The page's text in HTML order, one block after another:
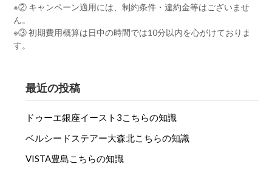
※② キャンペーン適用には、制約条件・違約金等はございませ
ん。
※③ 初期費用概算は日中の時間では10分以内を心がけておりま
す。
最近の投稿
ドゥーエ銀座イースト3こちらの知識
ベルシードステアー大森北こちらの知識
VISTA豊島こちらの知識